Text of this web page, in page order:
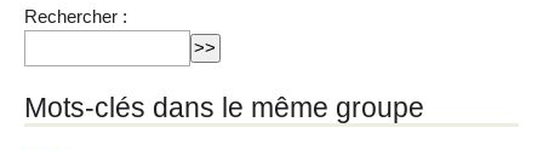
Rechercher :
Mots-clés dans le même groupe